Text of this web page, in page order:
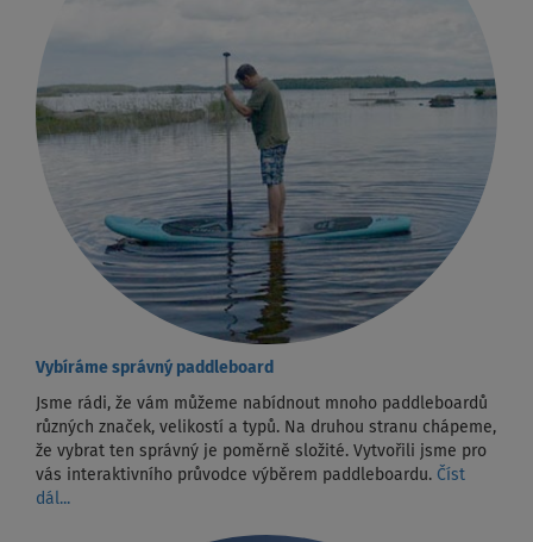
Vybíráme správný paddleboard
Jsme rádi, že vám můžeme nabídnout mnoho paddleboardů
různých značek, velikostí a typů. Na druhou stranu chápeme,
že vybrat ten správný je poměrně složité. Vytvořili jsme pro
vás interaktivního průvodce výběrem paddleboardu. Číst
dál...